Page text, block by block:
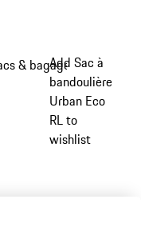
& bagages/
Add Sac à
bandoulière
Urban Eco
RL to
wishlist